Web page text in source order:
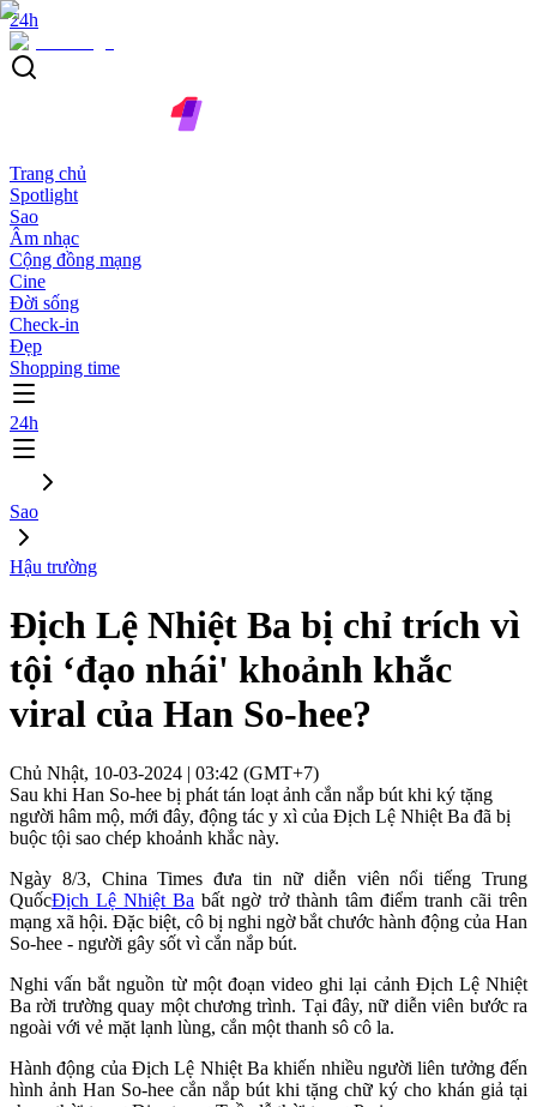
24h
Trang chủ
Spotlight
Sao
Âm nhạc
Cộng đồng mạng
Cine
Đời sống
Check-in
Đẹp
Shopping time
24h
Sao
Hậu trường
Địch Lệ Nhiệt Ba bị chỉ trích vì
tội ‘đạo nhái' khoảnh khắc
viral của ​​Han So-hee?
Chủ Nhật, 10-03-2024 | 03:42 (GMT+7)
Sau khi Han So-hee bị phát tán loạt ảnh cắn nắp bút khi ký tặng
người hâm mộ, mới đây, động tác y xì của Địch Lệ Nhiệt Ba đã bị
buộc tội sao chép khoảnh khắc này.
Ngày 8/3, China Times đưa tin nữ diễn viên nổi tiếng Trung
QuốcĐịch Lệ Nhiệt Ba bất ngờ trở thành tâm điểm tranh cãi trên
mạng xã hội. Đặc biệt, cô bị nghi ngờ bắt chước hành động của Han
So-hee - người gây sốt vì cắn nắp bút.
Nghi vấn bắt nguồn từ một đoạn video ghi lại cảnh Địch Lệ Nhiệt
Ba rời trường quay một chương trình. Tại đây, nữ diễn viên bước ra
ngoài với vẻ mặt lạnh lùng, cắn một thanh sô cô la.
Hành động của Địch Lệ Nhiệt Ba khiến nhiều người liên tưởng đến
hình ảnh Han So-hee cắn nắp bút khi tặng chữ ký cho khán giả tại